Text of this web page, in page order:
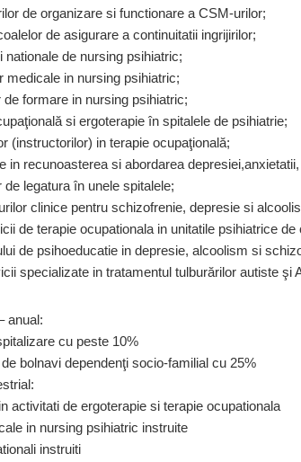
de organizare si functionare a CSM-urilor;
de asigurare a continuitatii ingrijirilor;
de nursing psihiatric;
medicale in nursing psihiatric;
formare in nursing psihiatric;
si ergoterapie în spitalele de psihiatrie;
(instructorilor) in terapie ocupaţională;
in recunoasterea si abordarea
legatura în unele spitalele;
clinice pentru schizofrenie, depresie si
de terapie ocupationala in unitatile psihiatrice de
de psihoeducatie in depresie, alcoolism si
specializate in tratamentul tulburărilor autiste şi
anual:
cu peste 10%
bolnavi dependenţi socio-familial cu 25%
activitati de ergoterapie si terapie ocupationala
in nursing psihiatric instruite
instruiti